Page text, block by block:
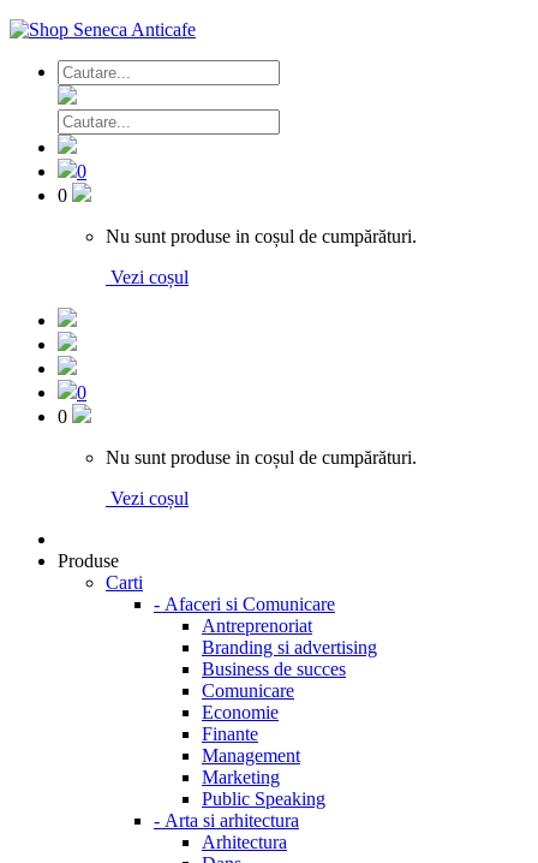
0
0
Nu sunt produse in coșul de cumpărături.
Vezi coșul
0
0
Nu sunt produse in coșul de cumpărături.
Vezi coșul
Produse
Carti
- Afaceri si Comunicare
Antreprenoriat
Branding si advertising
Business de succes
Comunicare
Economie
Finante
Management
Marketing
Public Speaking
- Arta si arhitectura
Arhitectura